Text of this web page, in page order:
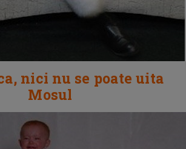
nici nu se poate uita
Mosul